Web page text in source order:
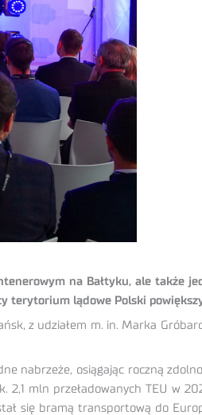
na Bałtyku, ale także
terytorium lądowe Polski
z udziałem m. in. Marka
nabrzeże, osiągając roczną
mln przeładowanych TEU w
się bramą transportową do